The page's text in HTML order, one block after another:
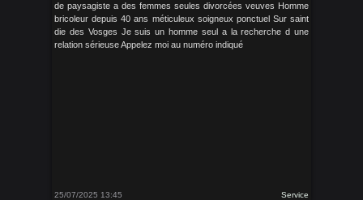
de paysagiste a des femmes seules divorcées veuves Homme
bricoleur depuis 40 ans méticuleux soigneux ponctuel Sur saint
die des Vosges Je suis un homme seul a la recherche d une
relation sérieuse Appelez moi au numéro indiqué
25/07/2025 13:45 Service